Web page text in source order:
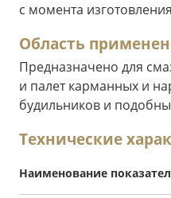
с момента
Область
Предназначено для
и палет карманных и
будильников и
Технические
Наименование